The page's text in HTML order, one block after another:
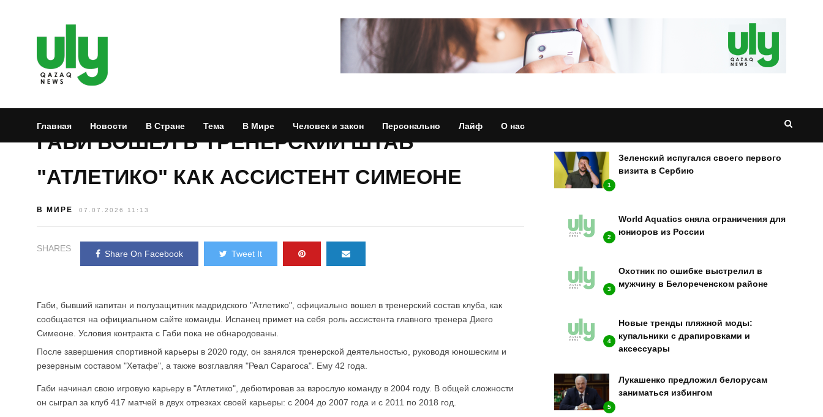
Главная Новости В Стране Тема В Мире Человек и закон Персонально Лайф О нас
ГАБИ ВОШЕЛ В ТРЕНЕРСКИЙ ШТАБ
"АТЛЕТИКО" КАК АССИСТЕНТ СИМЕОНЕ
В МИРЕ 07.07.2026 11:13
SHARES
Share On Facebook Tweet It
Габи, бывший капитан и полузащитник мадридского "Атлетико", официально вошел в тренерский состав клуба, как
сообщается на официальном сайте команды. Испанец примет на себя роль ассистента главного тренера Диего
Симеоне. Условия контракта с Габи пока не обнародованы.
После завершения спортивной карьеры в 2020 году, он занялся тренерской деятельностью, руководя юношеским и
резервным составом "Хетафе", а также возглавляя "Реал Сарагоса". Ему 42 года.
Габи начинал свою игровую карьеру в "Атлетико", дебютировав за взрослую команду в 2004 году. В общей сложности
он сыграл за клуб 417 матчей в двух отрезках своей карьеры: с 2004 до 2007 года и с 2011 по 2018 год.
1
Зеленский испугался своего первого
визита в Сербию
2
World Aquatics сняла ограничения для
юниоров из России
3
Охотник по ошибке выстрелил в
мужчину в Белореченском районе
4
Новые тренды пляжной моды:
купальники с драпировками и
аксессуары
5
Лукашенко предложил белорусам
заниматься избингом